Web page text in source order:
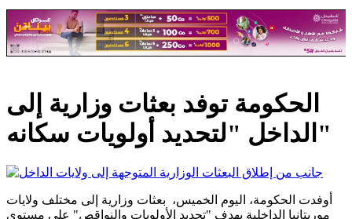
الحكومة توفد بعثات وزارية إلى
الداخل "لتحديد أولويات سكانه"
أوفدت الحكومة، اليوم الخميس، بعثات وزارية إلى مختلف ولايات
موريتانيا الداخلية بهدف "تحديد الأولويات والنواقص" على مستوى